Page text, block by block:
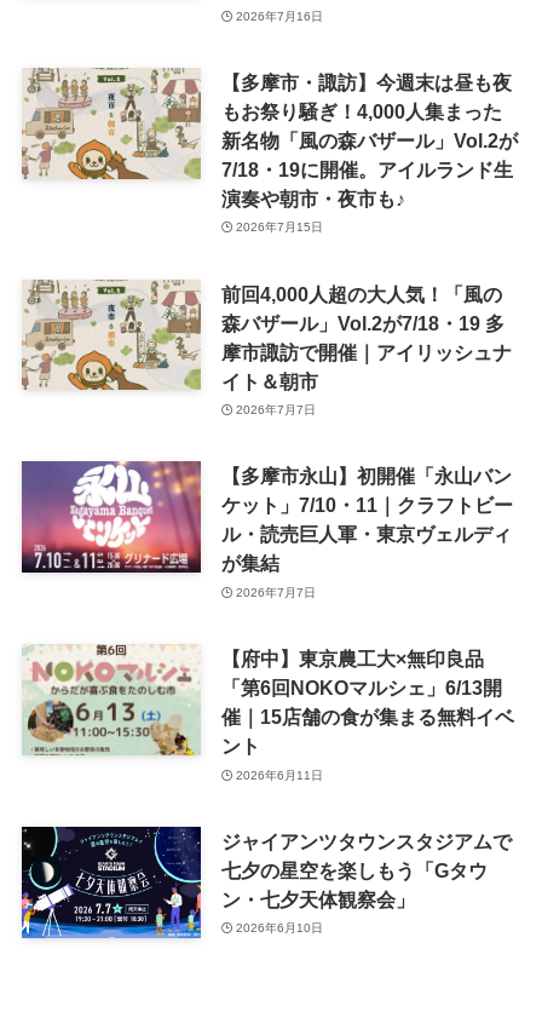
2026年7月16日
【多摩市・諏訪】今週末は昼も夜
もお祭り騒ぎ！4,000人集まった
新名物「風の森バザール」Vol.2が
7/18・19に開催。アイルランド生
演奏や朝市・夜市も♪
2026年7月15日
前回4,000人超の大人気！「風の
森バザール」Vol.2が7/18・19 多
摩市諏訪で開催｜アイリッシュナ
イト＆朝市
2026年7月7日
【多摩市永山】初開催「永山バン
ケット」7/10・11｜クラフトビー
ル・読売巨人軍・東京ヴェルディ
が集結
2026年7月7日
【府中】東京農工大×無印良品
「第6回NOKOマルシェ」6/13開
催｜15店舗の食が集まる無料イベ
ント
2026年6月11日
ジャイアンツタウンスタジアムで
七夕の星空を楽しもう「Gタウ
ン・七夕天体観察会」
2026年6月10日